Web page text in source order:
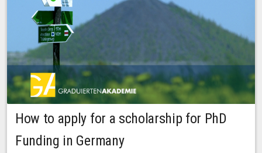
How to apply for a scholarship for PhD
Funding in Germany